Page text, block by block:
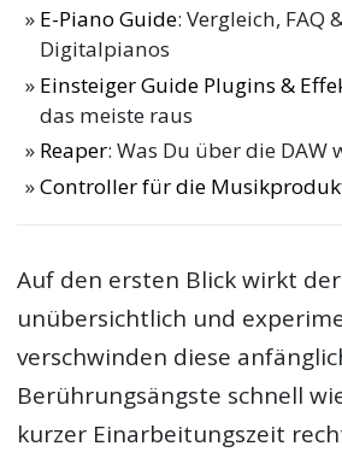
E-Piano Guide: Vergleich, FAQ
Digitalpianos
Einsteiger Guide Plugins &
das meiste raus
Reaper: Was Du über die DAW
Controller für die
Auf den ersten Blick wirkt
unübersichtlich und
verschwinden diese
Berührungsängste schnell
kurzer Einarbeitungszeit